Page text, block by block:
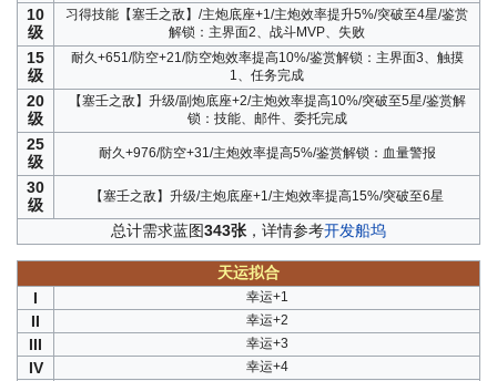
10
级
习得技能【塞壬之敌】/主炮底座+1/主炮效率提升5%/突破至4星/鉴赏
解锁：主界面2、战斗MVP、失败
15
级
耐久+651/防空+21/防空炮效率提高10%/鉴赏解锁：主界面3、触摸
1、任务完成
20
级
【塞壬之敌】升级/副炮底座+2/主炮效率提高10%/突破至5星/鉴赏解
锁：技能、邮件、委托完成
25
级
耐久+976/防空+31/主炮效率提高5%/鉴赏解锁：血量警报
30
级
【塞壬之敌】升级/主炮底座+1/主炮效率提高15%/突破至6星
总计需求蓝图343张，详情参考开发船坞
天运拟合
I
幸运+1
II 幸运+2
III 幸运+3
IV 幸运+4